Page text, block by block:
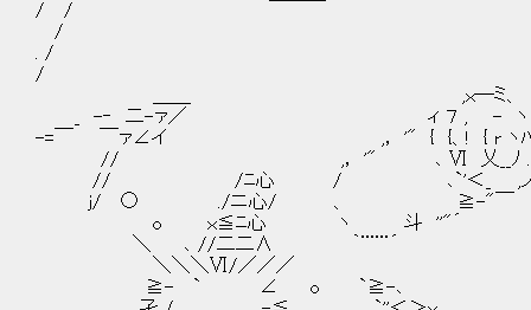
/ / ￣￣￣
/
. /
/
＿＿ ,ｘ―ミ、
_ -‐ 二-ァ／ ィ ７ , - ヽ
-=￣ ￣ァ∠イ ,， '" { {、! { r ヽ
// ,， '" ､ Ⅵ 乂__ﾉ
// /ﾆ心 / ､`'＜_ ,
j/ ○ ./ニ心/ 、 ≧-"￣
o ｘ≦ﾆ心 ヽ 斗 ''"´
＼ ､ //二二∧ ｀¨¨¨´
＼＼＼Ⅵ/／／／
≧- ` ∠ o `≧-､